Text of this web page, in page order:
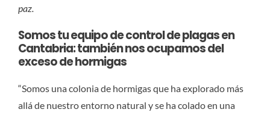
paz.
Somos tu equipo de control de plagas en
Cantabria: también nos ocupamos del
exceso de hormigas
“Somos una colonia de hormigas que ha explorado más
allá de nuestro entorno natural y se ha colado en una